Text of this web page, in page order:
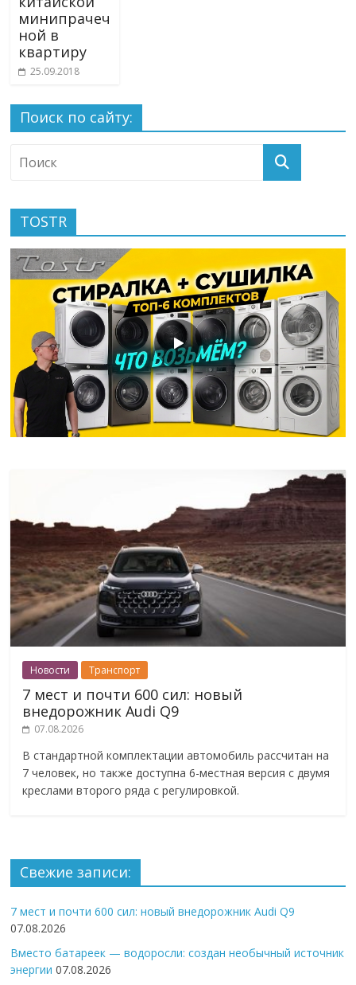
минипрачеч
ной в
квартиру
25.09.2018
Поиск по сайту:
TOSTR
Новости Транспорт
7 мест и почти 600 сил: новый
внедорожник Audi Q9
07.08.2026
В стандартной комплектации автомобиль рассчитан на
7 человек, но также доступна 6-местная версия с двумя
креслами второго ряда с регулировкой.
Свежие записи:
7 мест и почти 600 сил: новый внедорожник Audi Q9
07.08.2026
Вместо батареек — водоросли: создан необычный источник
энергии 07.08.2026